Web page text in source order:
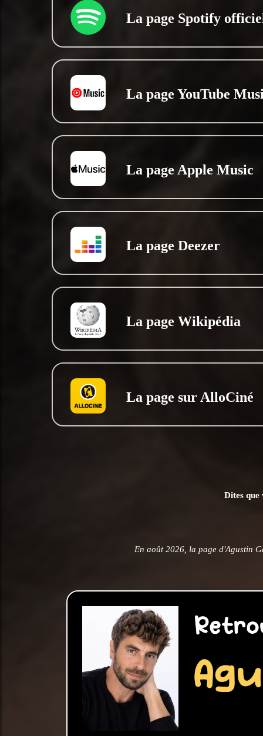
La page Spotify
La page YouTube
La page Apple Music
La page Deezer
La page Wikipédia
La page sur AlloCiné
Dites que
En août 2026, la page d'Agustin